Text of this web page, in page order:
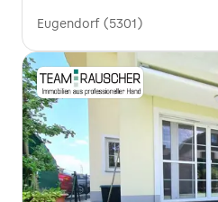
Eugendorf (5301)